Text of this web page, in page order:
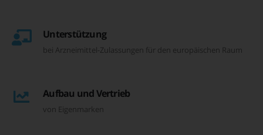
Unterstützung
bei Arzneimittel-Zulassungen für den europäischen Raum
Aufbau und Vertrieb
von Eigenmarken